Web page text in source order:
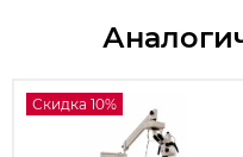
Скидка 10%